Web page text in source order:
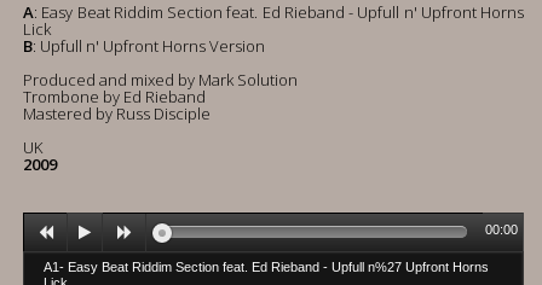
A: Easy Beat Riddim Section feat. Ed Rieband - Upfull n' Upfront Horns
Lick
B: Upfull n' Upfront Horns Version
Produced and mixed by Mark Solution
Trombone by Ed Rieband
Mastered by Russ Disciple
UK
2009
A1- Easy Beat Riddim Section feat. Ed Rieband - Upfull n%27 Upfront Horns
00:00